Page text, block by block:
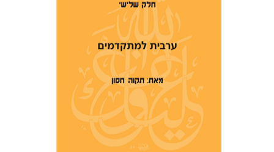
הנחת אתר ספר אלקטרוני